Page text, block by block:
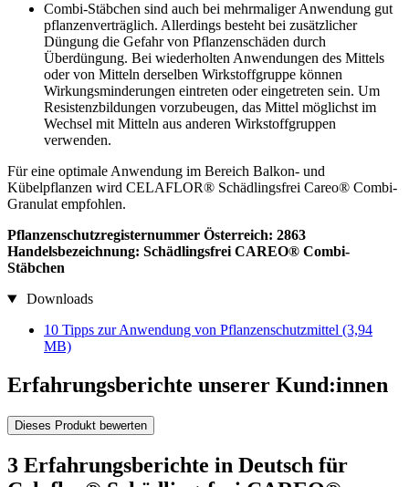
Combi-Stäbchen sind auch bei mehrmaliger Anwendung gut
pflanzenverträglich. Allerdings besteht bei zusätzlicher
Düngung die Gefahr von Pflanzenschäden durch
Überdüngung. Bei wiederholten Anwendungen des Mittels
oder von Mitteln derselben Wirkstoffgruppe können
Wirkungsminderungen eintreten oder eingetreten sein. Um
Resistenzbildungen vorzubeugen, das Mittel möglichst im
Wechsel mit Mitteln aus anderen Wirkstoffgruppen
verwenden.
Für eine optimale Anwendung im Bereich Balkon- und
Kübelpflanzen wird CELAFLOR® Schädlingsfrei Careo® Combi-
Granulat empfohlen.
Pflanzenschutzregisternummer Österreich: 2863
Handelsbezeichnung: Schädlingsfrei CAREO® Combi-
Stäbchen
Downloads
10 Tipps zur Anwendung von Pflanzenschutzmittel (3,94
MB)
Erfahrungsberichte unserer Kund:innen
Dieses Produkt bewerten
3 Erfahrungsberichte in Deutsch für